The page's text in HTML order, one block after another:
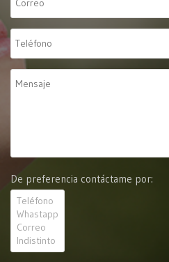
De preferencia contáctame por: